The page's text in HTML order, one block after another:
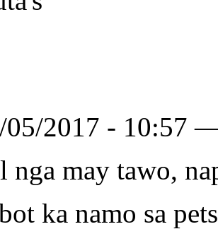
05/2017 - 10:57
nga may tawo,
ka namo sa